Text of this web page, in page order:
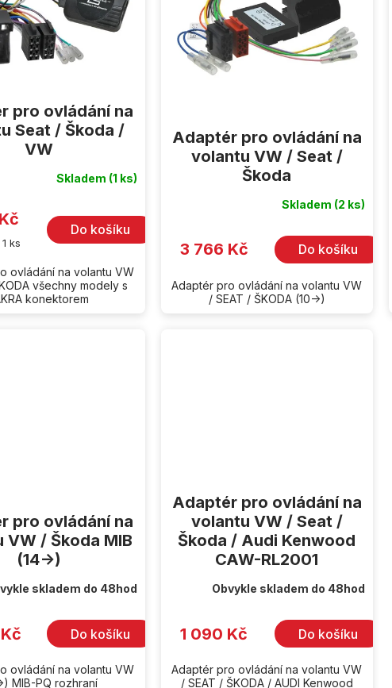
pro ovládání na
Seat / Škoda /
VW
Skladem (1 ks)
ks
Do košíku
ovládání na volantu VW
všechny modely s
konektorem
Adaptér pro ovládání na
volantu VW / Seat /
Škoda
Skladem (2 ks)
3 766 Kč Do košíku
Adaptér pro ovládání na volantu VW
/ SEAT / ŠKODA (10->)
pro ovládání na
VW / Škoda MIB
(14->)
skladem do 48hod
Do košíku
ovládání na volantu VW
MIB-PQ rozhraní
Adaptér pro ovládání na
volantu VW / Seat /
Škoda / Audi Kenwood
CAW-RL2001
Obvykle skladem do 48hod
1 090 Kč Do košíku
Adaptér pro ovládání na volantu VW
/ SEAT / ŠKODA / AUDI Kenwood